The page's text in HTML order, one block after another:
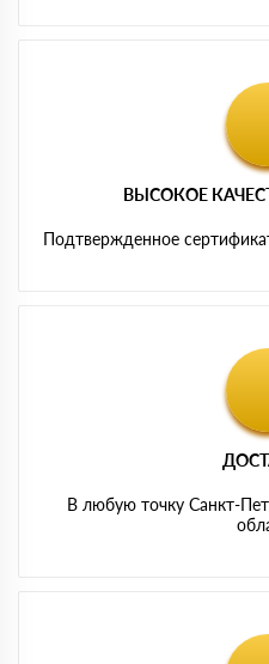
ВЫСОКОЕ
Подтвержденное
В любую точку Санкт-